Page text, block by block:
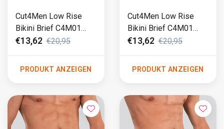
Cut4Men Low Rise
Bikini Brief C4M01
Skaï Rot
€13,62 €20,95
PRODUKT ANZEIGEN
Cut4Men Low Rise
Bikini Brief C4M01
Skaï Silber
€13,62 €20,95
PRODUKT ANZEIGEN